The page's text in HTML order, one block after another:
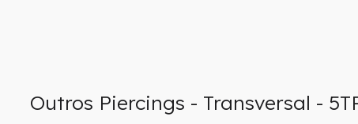
Outros Piercings - Transversal -